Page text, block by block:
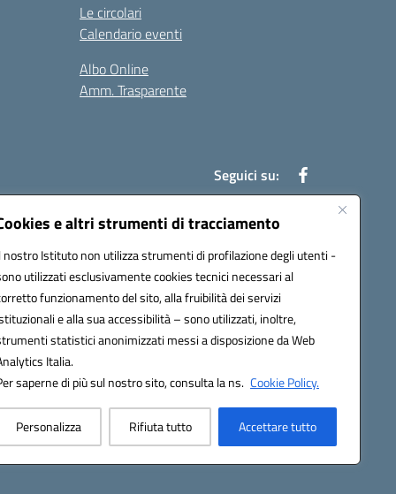
e altri strumenti di tracciamento
nostro Istituto non utilizza strumenti di profilazione degli utenti -
utilizzati esclusivamente cookies tecnici necessari al
funzionamento del sito, alla fruibilità dei servizi
e alla sua accessibilità – sono utilizzati, inoltre,
statistici anonimizzati messi a disposizione da Web
Italia.
saperne di più sul nostro sito, consulta la ns. Cookie Policy.
Personalizza Rifiuta tutto Accettare tutto
Le circolari
Calendario eventi
Albo Online
Amm. Trasparente
Seguici su: